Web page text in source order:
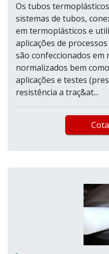
Os tubos
sistemas de tubos,
em termoplásticos e
aplicações de
são confeccionados em
normalizados bem
aplicações e testes
resistência a traç&at...